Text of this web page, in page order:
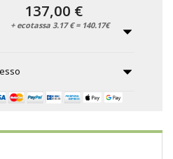
137,00 €
+ ecotassa 3.17 € = 140.17€